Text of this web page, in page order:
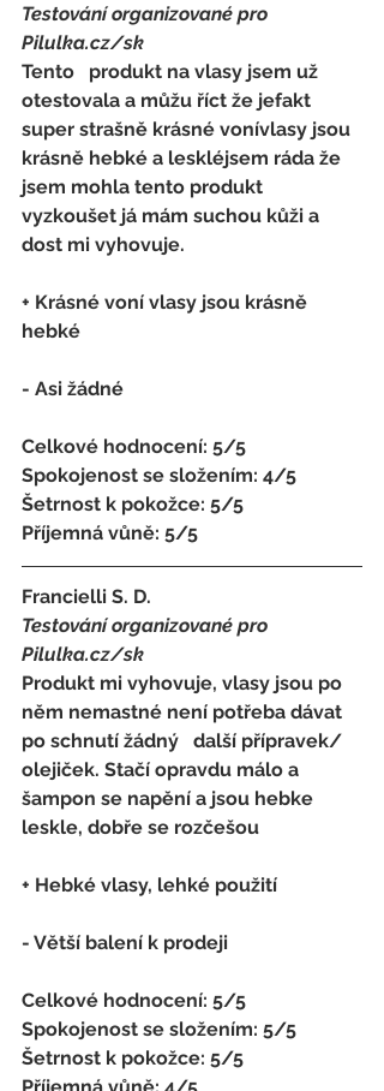
Testování organizované pro
Pilulka.cz/sk
Tento   produkt na vlasy jsem už
otestovala a můžu říct že jefakt
super strašně krásné vonívlasy jsou
krásně hebké a leskléjsem ráda že
jsem mohla tento produkt
vyzkoušet já mám suchou kůži a
dost mi vyhovuje.
+ Krásné voní vlasy jsou krásně
hebké
- Asi žádné
Celkové hodnocení: 5/5
Spokojenost se složením: 4/5
Šetrnost k pokožce: 5/5
Příjemná vůně: 5/5
Francielli S. D.
Testování organizované pro
Pilulka.cz/sk
Produkt mi vyhovuje, vlasy jsou po
něm nemastné není potřeba dávat
po schnutí žádný   další přípravek/
olejiček. Stačí opravdu málo a
šampon se napění a jsou hebke
leskle, dobře se rozčešou
+ Hebké vlasy, lehké použití
- Větší balení k prodeji
Celkové hodnocení: 5/5
Spokojenost se složením: 5/5
Šetrnost k pokožce: 5/5
Příjemná vůně: 4/5